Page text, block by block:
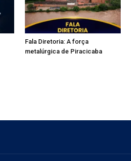
Fala Diretoria: A força
metalúrgica de Piracicaba